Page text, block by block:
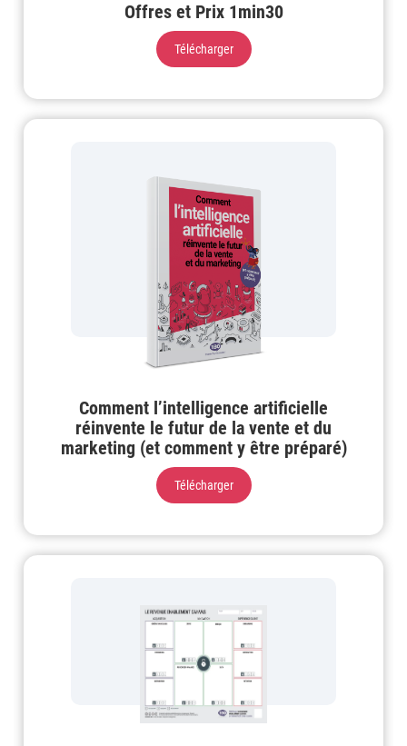
Offres et Prix 1min30
Télécharger
Comment l’intelligence artificielle
réinvente le futur de la vente et du
marketing (et comment y être préparé)
Télécharger